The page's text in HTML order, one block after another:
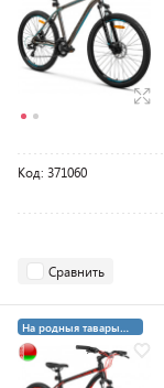
Код: 371060
Сравнить
На родныя тавары
4%
3+21 суперкредит